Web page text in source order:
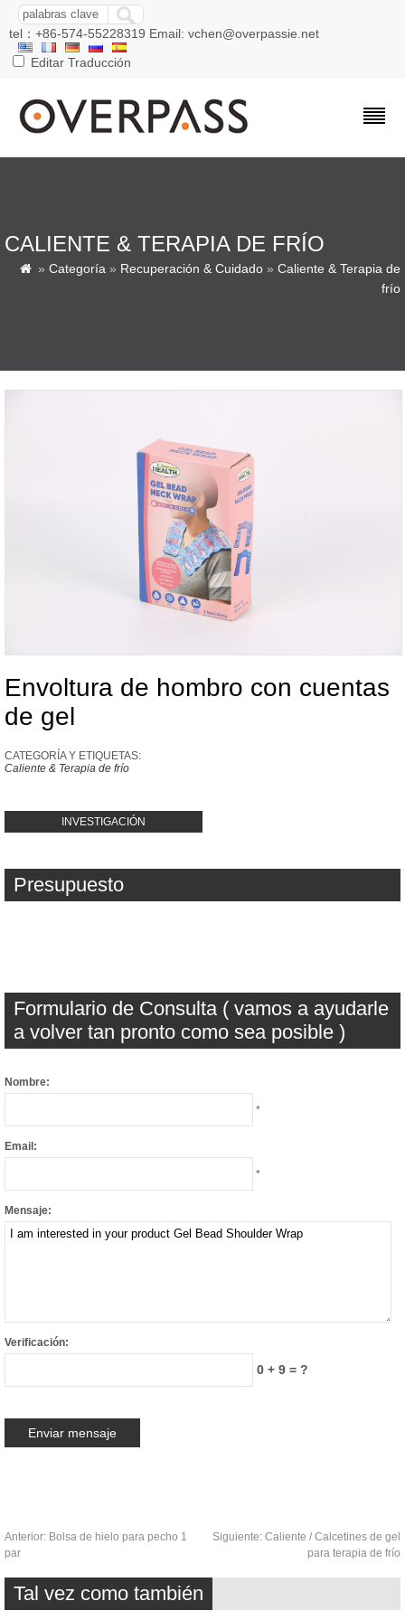
tel：+86-574-55228319 Email: vchen@overpassie.net
Editar Traducción
CALIENTE & TERAPIA DE FRÍO
 » Categoría » Recuperación & Cuidado » Caliente & Terapia de
frío
Envoltura de hombro con cuentas
de gel
CATEGORÍA Y ETIQUETAS:
Caliente & Terapia de frío
INVESTIGACIÓN
Presupuesto
Formulario de Consulta ( vamos a ayudarle
a volver tan pronto como sea posible )
Nombre:
*
Email:
*
Mensaje:
Verificación:
0 + 9 = ?
Anterior: Bolsa de hielo para pecho 1
par
Siguiente: Caliente / Calcetines de gel
para terapia de frío
Tal vez como también